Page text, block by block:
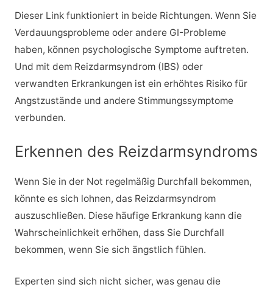
Dieser Link funktioniert in beide Richtungen. Wenn Sie
Verdauungsprobleme oder andere GI-Probleme
haben, können psychologische Symptome auftreten.
Und mit dem Reizdarmsyndrom (IBS) oder
verwandten Erkrankungen ist ein erhöhtes Risiko für
Angstzustände und andere Stimmungssymptome
verbunden.
Erkennen des Reizdarmsyndroms
Wenn Sie in der Not regelmäßig Durchfall bekommen,
könnte es sich lohnen, das Reizdarmsyndrom
auszuschließen. Diese häufige Erkrankung kann die
Wahrscheinlichkeit erhöhen, dass Sie Durchfall
bekommen, wenn Sie sich ängstlich fühlen.
Experten sind sich nicht sicher, was genau die